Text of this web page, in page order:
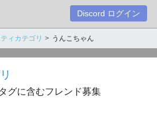
Discord ログイン
ィカテゴリ うんこちゃん
グに含むフレンド募集